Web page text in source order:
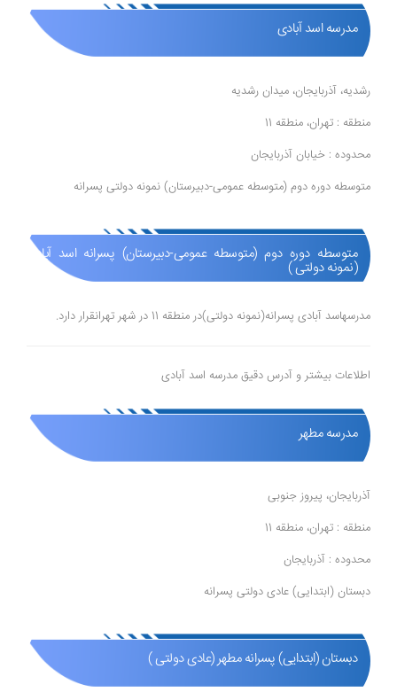
مدرسه اسد آبادی
رشدیه، آذربایجان، میدان رشدیه
منطقه : تهران، منطقه 11
محدوده : خیابان آذربایجان
متوسطه دوره دوم (متوسطه عمومی-دبیرستان) نمونه دولتی پسرانه
متوسطه دوره دوم (متوسطه عمومی-دبیرستان) پسرانه اسد آبادی
(نمونه دولتی )
مدرسهاسد آبادی پسرانه(نمونه دولتی)در منطقه 11 در شهر تهرانقرار دارد.
اطلاعات بیشتر و آدرس دقیق مدرسه اسد آبادی
مدرسه مطهر
آذربایجان، پیروز جنوبی
منطقه : تهران، منطقه 11
محدوده : آذربایجان
دبستان (ابتدایی) عادی دولتی پسرانه
دبستان (ابتدایی) پسرانه مطهر (عادی دولتی )